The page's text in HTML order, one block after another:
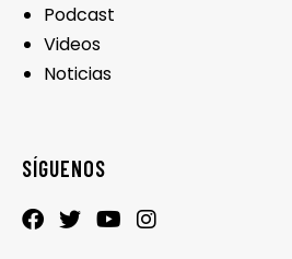
Podcast
Videos
Noticias
SÍGUENOS